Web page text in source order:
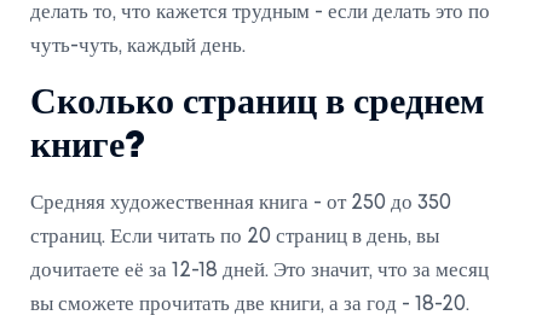
делать то, что кажется трудным - если делать это по
чуть-чуть, каждый день.
Сколько страниц в среднем
книге?
Средняя художественная книга - от 250 до 350
страниц. Если читать по 20 страниц в день, вы
дочитаете её за 12-18 дней. Это значит, что за месяц
вы сможете прочитать две книги, а за год - 18-20.